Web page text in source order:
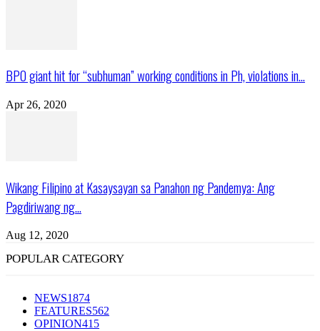
BPO giant hit for “subhuman” working conditions in Ph, violations in...
Apr 26, 2020
Wikang Filipino at Kasaysayan sa Panahon ng Pandemya: Ang
Pagdiriwang ng...
Aug 12, 2020
POPULAR CATEGORY
NEWS1874
FEATURES562
OPINION415